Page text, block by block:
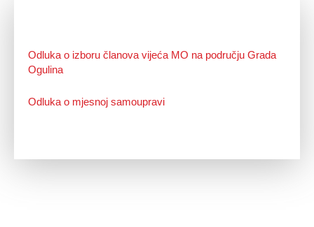
Odluka o izboru članova vijeća MO na području Grada
Ogulina
Odluka o mjesnoj samoupravi